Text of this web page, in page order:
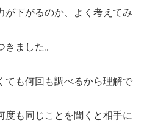
が下がるのか、よく考えてみ
ました。
ても何回も調べるから理解で
度も同じことを聞くと相手に